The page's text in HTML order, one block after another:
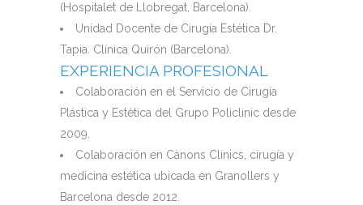
(Hospitalet de Llobregat, Barcelona).
Unidad Docente de Cirugía Estética Dr.
Tapia. Clínica Quirón (Barcelona).
EXPERIENCIA PROFESIONAL
Colaboración en el Servicio de Cirugía
Plástica y Estética del Grupo Policlinic desde
2009.
Colaboración en Cànons Clinics, cirugía y
medicina estética ubicada en Granollers y
Barcelona desde 2012.